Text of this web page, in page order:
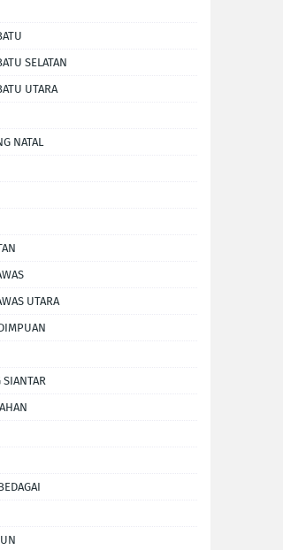
SELATAN
UTARA
NATAL
UTARA
SIANTAR